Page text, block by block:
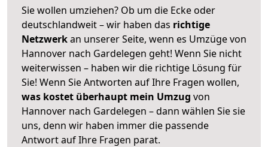
Sie wollen umziehen? Ob um die Ecke oder
deutschlandweit – wir haben das richtige
Netzwerkan unserer Seite, wenn es Umzüge von
Hannover nach Gardelegen geht! Wenn Sie nicht
weiterwissen – haben wir die richtige Lösung für
Sie! Wenn Sie Antworten auf Ihre Fragen wollen,
was kostet überhaupt mein Umzug von
Hannover nach Gardelegen – dann wählen Sie sie
uns, denn wir haben immer die passende
Antwort auf Ihre Fragen parat.